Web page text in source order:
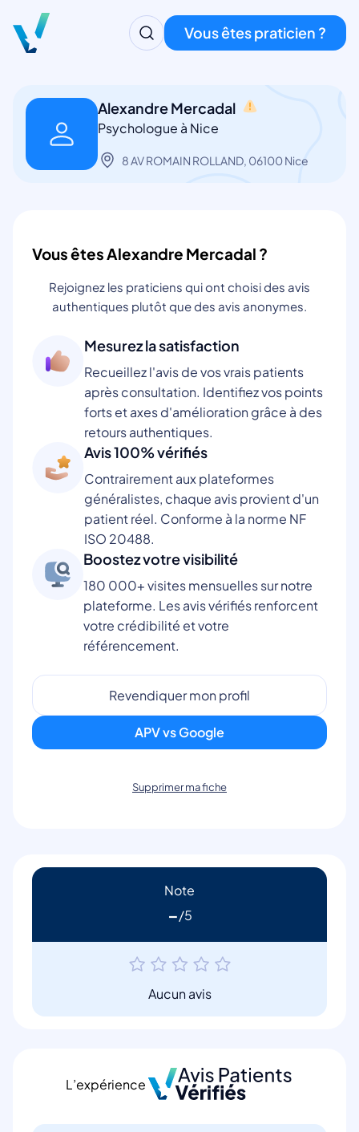
Vous êtes praticien ?
Alexandre Mercadal
Psychologue à Nice
8 AV ROMAIN ROLLAND, 06100 Nice
Vous êtes Alexandre Mercadal ?
Rejoignez les praticiens qui ont choisi des avis
authentiques plutôt que des avis anonymes.
Mesurez la satisfaction
Recueillez l'avis de vos vrais patients
après consultation. Identifiez vos points
forts et axes d'amélioration grâce à des
retours authentiques.
Avis 100% vérifiés
Contrairement aux plateformes
généralistes, chaque avis provient d'un
patient réel. Conforme à la norme NF
ISO 20488.
Boostez votre visibilité
180 000+ visites mensuelles sur notre
plateforme. Les avis vérifiés renforcent
votre crédibilité et votre
référencement.
Revendiquer mon profil
APV vs Google
Supprimer ma fiche
Note
-
Aucun avis
L’expérience